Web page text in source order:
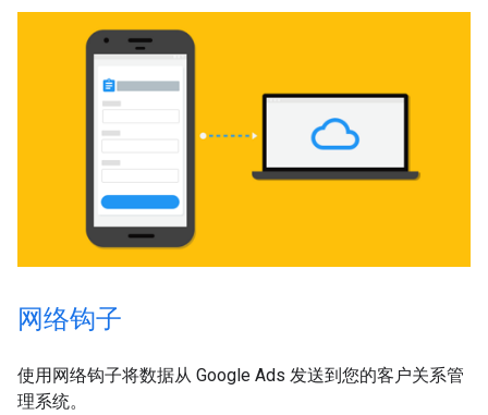
网络钩子
使用网络钩子将数据从 Google Ads 发送到您的客户关系管
理系统。